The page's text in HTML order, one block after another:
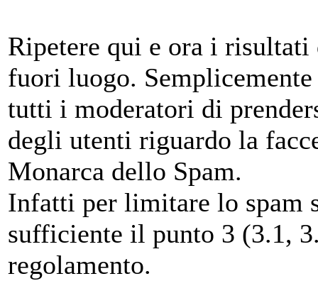
Ripetere qui e ora i
fuori luogo.
tutti i moderatori di
degli utenti riguardo la
Monarca dello Spam.
Infatti per limitare lo spam
sufficiente il punto 3 (3.1,
regolamento.